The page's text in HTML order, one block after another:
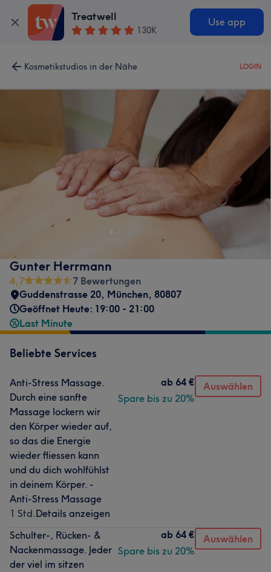
Treatwell
130K
Use app
Kosmetikstudios in der Nähe LOGIN
Gunter Herrmann
4,7
7 Bewertungen
Guddenstrasse 20, München, 80807
Geöffnet Heute: 19:00 - 21:00
Last Minute
Beliebte Services
Anti-Stress Massage.
Durch eine sanfte
Massage lockern wir
den Körper wieder auf,
so das die Energie
wieder fliessen kann
und du dich wohlfühlst
in deinem Körper. -
Anti-Stress Massage
1 Std.Details anzeigen
ab 64 €
Spare bis zu 20%
Auswählen
Schulter-, Rücken- &
Nackenmassage. Jeder
der viel im sitzen
ab 64 €
Spare bis zu 20%
Auswählen